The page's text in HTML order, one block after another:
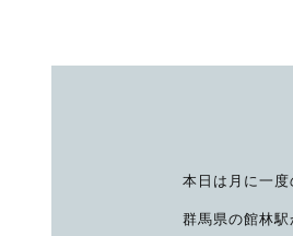
本日は月に一度
群馬県の館林